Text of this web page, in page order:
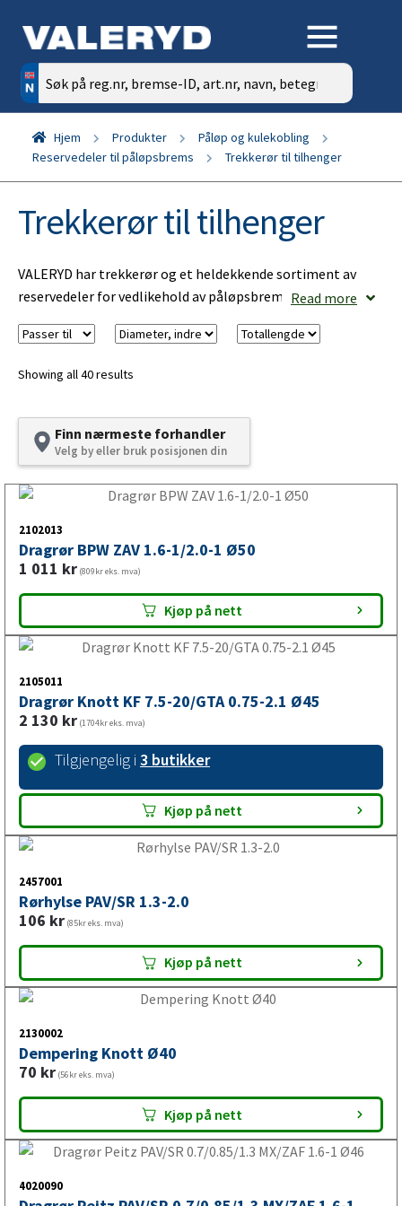
Søk
etter:
Hjem Produkter
Påløp og kulekobling
Reservedeler til påløpsbrems
Trekkerør til tilhenger
Trekkerør til tilhenger
VALERYD har trekkerør og et heldekkende sortiment av
reservedeler for vedlikehold av påløpsbrems på din
hestehenger, skaphenger eller vannscooterhenger.
Trekkerør til tilhenger,
campingvogn og båthenger
forbindelse med kraftoverføringen mellom
tilhengerkoblingen og bremsesystemet. Når
påløpsbremsen aktiveres, bidrar trekkerøret til at
bevegelsen overføres videre i bremsesystemet.
Hvorfor er trekkerør viktig?
skal kunne bevege seg og overføre bremsekraften riktig.
Dersom trekkerøret er slitt, skadet eller ikke passer til
påløpsbremsen, kan det påvirke bremsenes funksjon og gi
ujevn eller redusert bremsevirkning.
Til hvilke kjøretøy passer
trekkerør?
VALERYD tilbyr trekkerør og reservedeler for vedlikehold av
trekkerør må alltid velges ut fra type påløpsbrems,
innfesting, dimensjon og tekniske spesifikasjoner.
Trekkerør til tilhenger
Trekkerør til tilhenger brukes ved vedlikehold og
Read more
Showing all 40 results
Finn nærmeste forhandler
Velg by eller bruk posisjonen din
2102013
Dragrør BPW ZAV 1.6-1/2.0-1 Ø50
1 011 kr (809kr eks. mva)
Kjøp på nett
2105011
Dragrør Knott KF 7.5-20/GTA 0.75-2.1 Ø45
2 130 kr (1704kr eks. mva)
Tilgjengelig i 3 butikker
Kjøp på nett
2457001
Rørhylse PAV/SR 1.3-2.0
106 kr (85kr eks. mva)
Kjøp på nett
2130002
Dempering Knott Ø40
70 kr (56kr eks. mva)
Kjøp på nett
4020090